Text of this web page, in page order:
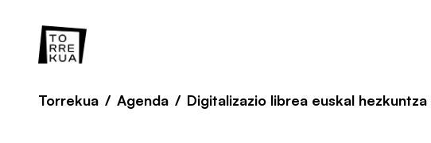
Torrekua / Agenda / Digitalizazio librea euskal